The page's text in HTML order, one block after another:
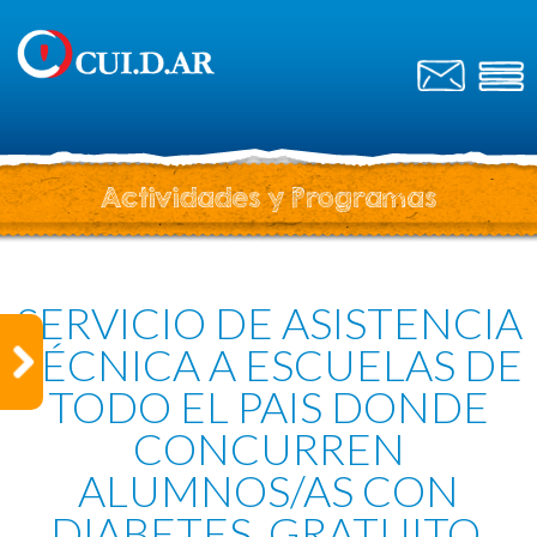
Actividades y Programas
SERVICIO DE ASISTENCIA
TÉCNICA A ESCUELAS DE
TODO EL PAIS DONDE
CONCURREN
ALUMNOS/AS CON